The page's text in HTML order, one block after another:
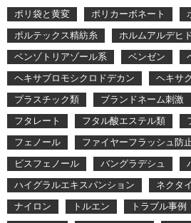
ポリ袋と黄変
ポリカーボネート
ボルテックス精紡糸
ホルムアルデヒ
ベンゾトリアゾール系
ベンゼン
ヘキサブロモシクロドデカン
ヘキサ
プラスチック類
ブランドネーム刺激
フタレート
フタル酸エステル類
フェノール
ファイヤーフラッシュ防
ビスフェノール
バングラデシュ
ハイグラルエキスパンション
ネクタイ
ナイロン
トルエン トラブル事例